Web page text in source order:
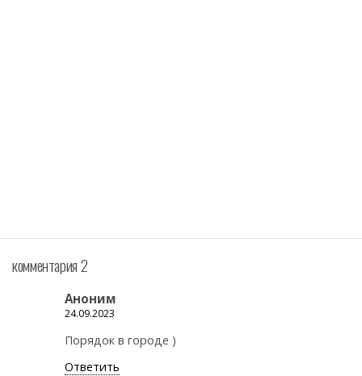
комментария 2
Аноним
24.09.2023
Порядок в городе )
Ответить